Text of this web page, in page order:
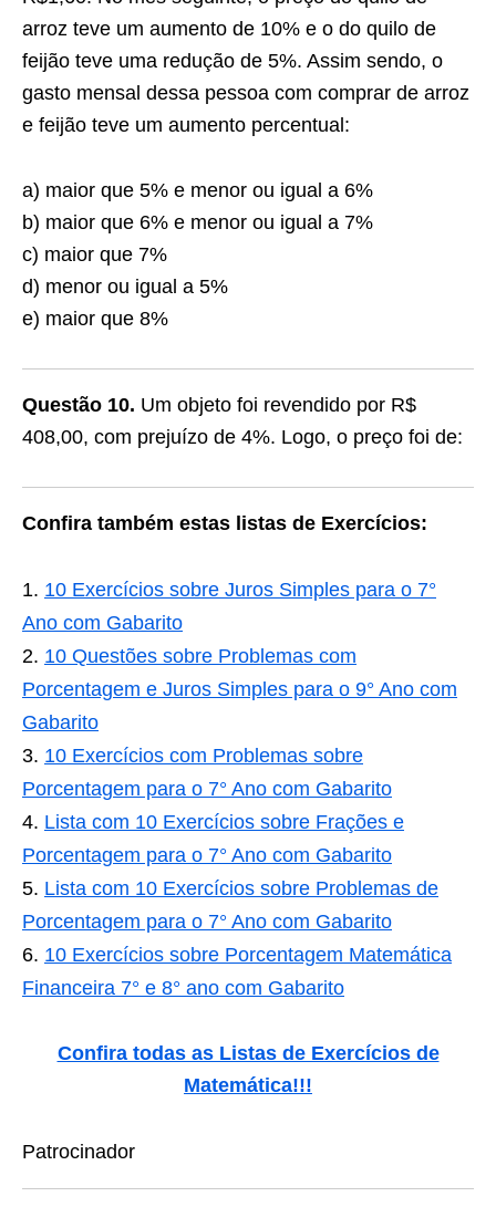
arroz teve um aumento de 10% e o do quilo de
feijão teve uma redução de 5%. Assim sendo, o
gasto mensal dessa pessoa com comprar de arroz
e feijão teve um aumento percentual:
a) maior que 5% e menor ou igual a 6%
b) maior que 6% e menor ou igual a 7%
c) maior que 7%
d) menor ou igual a 5%
e) maior que 8%
Questão 10. Um objeto foi revendido por R$
408,00, com prejuízo de 4%. Logo, o preço foi de:
Confira também estas listas de Exercícios:
10 Exercícios sobre Juros Simples para o 7°
Ano com Gabarito
10 Questões sobre Problemas com
Porcentagem e Juros Simples para o 9° Ano com
Gabarito
10 Exercícios com Problemas sobre
Porcentagem para o 7° Ano com Gabarito
Lista com 10 Exercícios sobre Frações e
Porcentagem para o 7° Ano com Gabarito
Lista com 10 Exercícios sobre Problemas de
Porcentagem para o 7° Ano com Gabarito
10 Exercícios sobre Porcentagem Matemática
Financeira 7° e 8° ano com Gabarito
Confira todas as Listas de Exercícios de
Matemática!!!
Patrocinador